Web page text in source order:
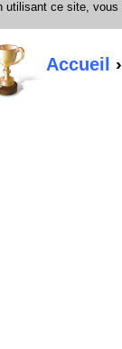
utilisant ce site, vous
Accueil